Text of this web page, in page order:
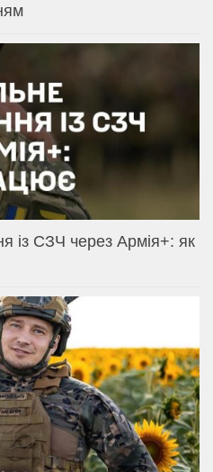
із СЗЧ через Армія+: як